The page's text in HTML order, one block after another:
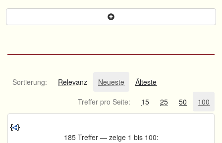
Sortierung: Relevanz Neueste
Älteste
Treffer pro Seite:
15 25 50 100
185 Treffer — zeige 1 bis 100: